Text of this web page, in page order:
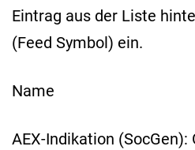
Eintrag aus der Liste
(Feed Symbol) ein.
Name :
AEX-Indikation (SocGen):